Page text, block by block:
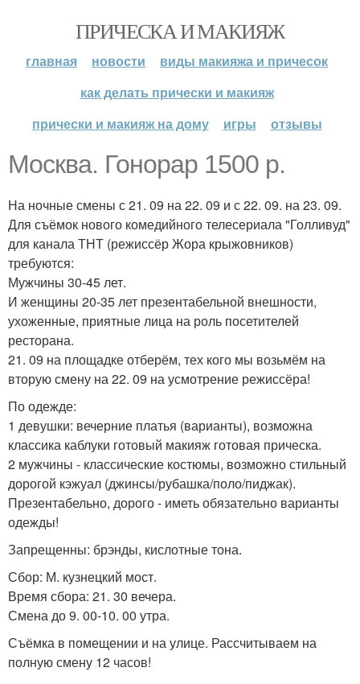
ПРИЧЕСКА И МАКИЯЖ
главная новости
виды макияжа и причесок
как делать прически и макияж
прически и макияж на дому
игры отзывы
Москва. Гонорар 1500 р.
На ночные смены с 21. 09 на 22. 09 и с 22. 09. на 23. 09.
Для съёмок нового комедийного телесериала "Голливуд"
для канала ТНТ (режиссёр Жора крыжовников)
требуются:
Мужчины 30-45 лет.
И женщины 20-35 лет презентабельной внешности,
ухоженные, приятные лица на роль посетителей
ресторана.
21. 09 на площадке отберём, тех кого мы возьмём на
вторую смену на 22. 09 на усмотрение режиссёра!
По одежде:
1 девушки: вечерние платья (варианты), возможна
классика каблуки готовый макияж готовая прическа.
2 мужчины - классические костюмы, возможно стильный
дорогой кэжуал (джинсы/рубашка/поло/пиджак).
Презентабельно, дорого - иметь обязательно варианты
одежды!
Запрещенны: брэнды, кислотные тона.
Сбор: М. кузнецкий мост.
Время сбора: 21. 30 вечера.
Смена до 9. 00-10. 00 утра.
Съёмка в помещении и на улице. Рассчитываем на
полную смену 12 часов!